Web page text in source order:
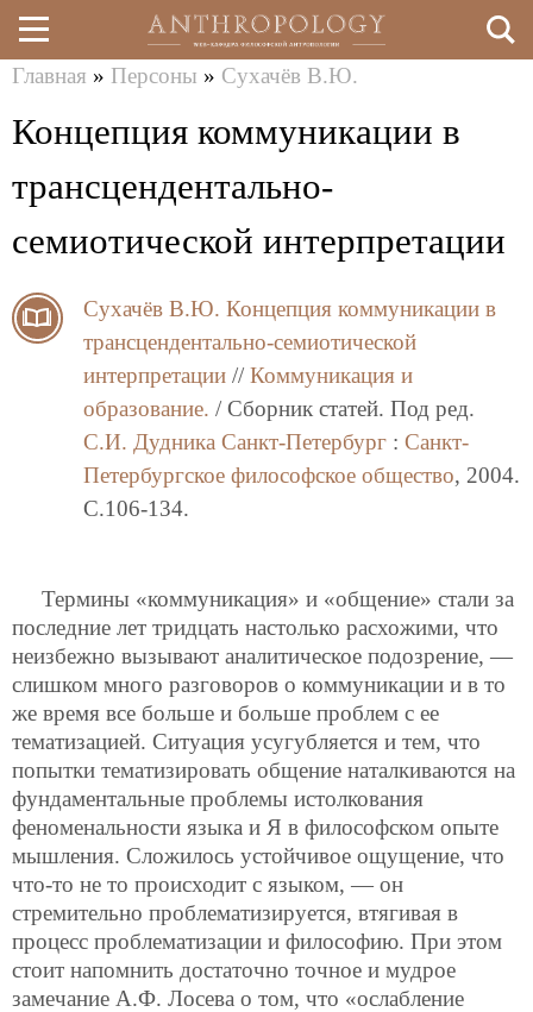
Перейти
к
здесь
Главная » Персоны » Сухачёв В.Ю.
Концепция коммуникации в
трансцендентально-
семиотической интерпретации
Сухачёв В.Ю. Концепция коммуникации в
трансцендентально-семиотической
интерпретации // Коммуникация и
образование. / Сборник статей. Под ред.
С.И. Дудника Санкт-Петербург : Санкт-
Петербургское философское общество, 2004.
C.106-134.
Термины «коммуникация» и «общение» стали за
последние лет тридцать настолько расхожими, что
неизбежно вызывают аналитическое подозрение, —
слишком много разговоров о коммуникации и в то
же время все больше и больше проблем с ее
тематизацией. Ситуация усугубляется и тем, что
попытки тематизировать общение наталкиваются на
фундаментальные проблемы истолкования
феноменальности языка и Я в философском опыте
мышления. Сложилось устойчивое ощущение, что
что-то не то происходит с языком, — он
стремительно проблематизируется, втягивая в
процесс проблематизации и философию. При этом
стоит напомнить достаточно точное и мудрое
замечание А.Ф. Лосева о том, что «ослабление